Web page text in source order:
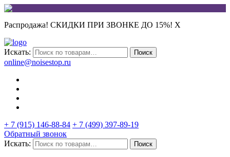
Распродажа! СКИДКИ ПРИ ЗВОНКЕ ДО 15%! X
Искать: Поиск
online@noisestop.ru
+ 7 (915) 146-88-84 + 7 (499) 397-89-19
Обратный звонок
Искать:
Поиск